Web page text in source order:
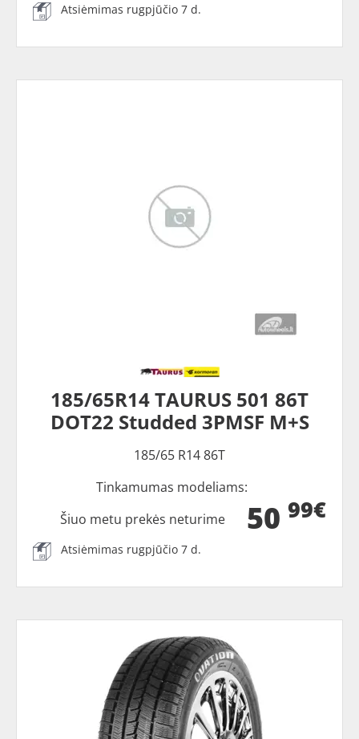
Atsiėmimas rugpjūčio 7 d.
185/65R14 TAURUS 501 86T
DOT22 Studded 3PMSF M+S
185/65 R14 86T
Tinkamumas modeliams:
50 99€
Šiuo metu prekės neturime
Atsiėmimas rugpjūčio 7 d.